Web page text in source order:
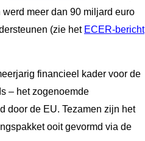
meer dan 90 miljard euro
(zie het ECER-bericht
financieel kader voor de
– het zogenoemde
door de EU. Tezamen zijn het
ooit gevormd via de